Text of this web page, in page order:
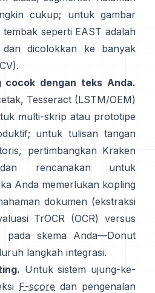
cukup; untuk gambar
seperti EAST adalah
dicolokkan ke banyak
).
cocok dengan teks Anda.
Tesseract (LSTM/OEM)
multi-skrip atau prototipe
untuk tulisan tangan
pertimbangkan Kraken
dan rencanakan untuk
Anda memerlukan kopling
dokumen (ekstraksi
TrOCR (OCR) versus
pada skema Anda—Donut
langkah integrasi.
Untuk sistem ujung-ke-
F-score dan pengenalan